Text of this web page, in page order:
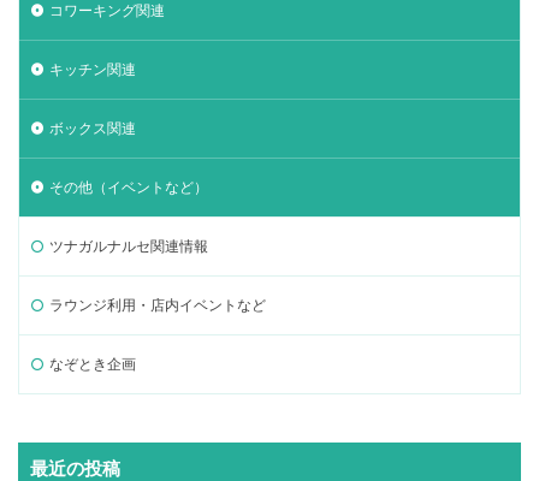
コワーキング関連
キッチン関連
ボックス関連
その他（イベントなど）
ツナガルナルセ関連情報
ラウンジ利用・店内イベントなど
なぞとき企画
最近の投稿